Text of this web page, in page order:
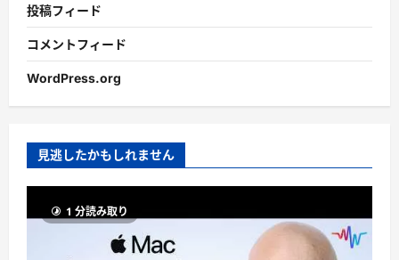
投稿フィード
コメントフィード
WordPress.org
見逃したかもしれません
1 分読み取り